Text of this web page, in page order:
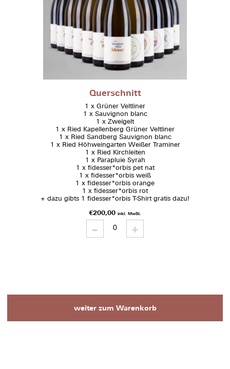
Querschnitt
1 x Grüner Veltliner
1 x Sauvignon blanc
1 x Zweigelt
1 x Ried Kapellenberg Grüner Veltliner
1 x Ried Sandberg Sauvignon blanc
1 x Ried Höhweingarten Weißer Traminer
1 x Ried Kirchleiten
1 x Parapluie Syrah
1 x fidesser*orbis pet nat
1 x fidesser*orbis weiß
1 x fidesser*orbis orange
1 x fidesser*orbis rot
+ dazu gibts 1 fidesser*orbis T-Shirt gratis dazu!
€200,00 inkl. MwSt.
-
Querschnitt
quantity+
weiter zum Warenkorb